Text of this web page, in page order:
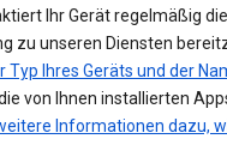
Ihr Gerät regelmäßig
zu unseren Diensten
Typ Ihres Geräts und der
von Ihnen installierten
Informationen dazu,